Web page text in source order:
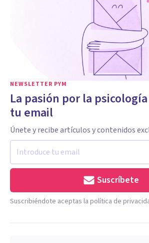
NEWSLETTER PYM
La pasión por la
tu email
Únete y recibe artículos y contenidos
Suscríbete
Suscribiéndote aceptas la política de